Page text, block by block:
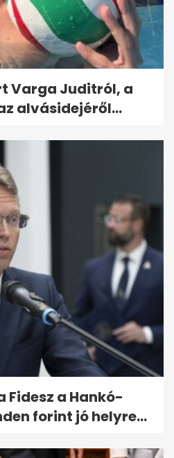
Varga Juditról, a
alvásidejéről...
Fidesz a Hankó-
forint jó helyre...